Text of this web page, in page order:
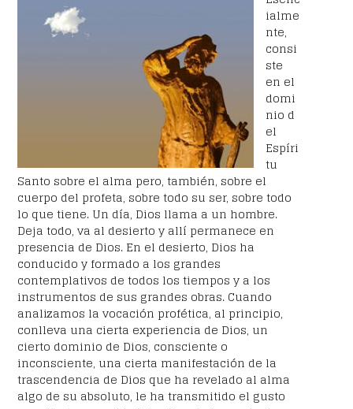
ialme
nte,
consi
ste
en el
domi
nio d
el
Espíri
tu
Santo sobre el alma pero, también, sobre el
cuerpo del profeta, sobre todo su ser, sobre todo
lo que tiene. Un día, Dios llama a un hombre.
Deja todo, va al desierto y allí permanece en
presencia de Dios. En el desierto, Dios ha
conducido y formado a los grandes
contemplativos de todos los tiempos y a los
instrumentos de sus grandes obras. Cuando
analizamos la vocación profética, al principio,
conlleva una cierta experiencia de Dios, un
cierto dominio de Dios, consciente o
inconsciente, una cierta manifestación de la
trascendencia de Dios que ha revelado al alma
algo de su absoluto, le ha transmitido el gusto